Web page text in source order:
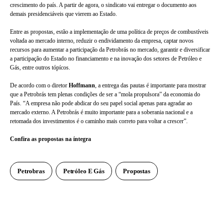
crescimento do país. A partir de agora, o sindicato vai entregar o documento aos
demais presidenciáveis que vierem ao Estado.
Entre as propostas, estão a implementação de uma política de preços de combustíveis
voltada ao mercado interno, reduzir o endividamento da empresa, captar novos
recursos para aumentar a participação da Petrobrás no mercado, garantir e diversificar
a participação do Estado no financiamento e na inovação dos setores de Petróleo e
Gás, entre outros tópícos.
De acordo com o diretor Hoffmann , a entrega das pautas é importante para mostrar
que a Petrobrás tem plenas condições de ser a “mola propulsora” da economia do
País. “A empresa não pode abdicar do seu papel social apenas para agradar ao
mercado externo. A Petrobrás é muito importante para a soberania nacional e a
retomada dos investimentos é o caminho mais correto para voltar a crescer”.
Confira as propostas na íntegra
Petrobras Petróleo E Gás Propostas